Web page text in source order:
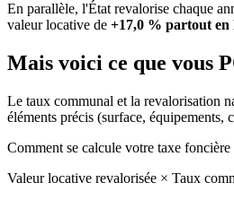
En parallèle, l'État revalorise chaque
valeur locative de +17,0 % partout en
Mais voici ce que vous
Le taux communal et la revalorisation
éléments précis (surface, équipements,
Comment se calcule votre taxe foncière
Valeur locative revalorisée × Taux